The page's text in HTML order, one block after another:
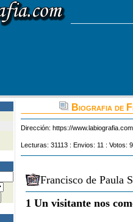
Biografia de
Dirección: https://
Lecturas: 31113 : Envios: 11 : Votos:
Francisco de Paula
1 Un visitante nos